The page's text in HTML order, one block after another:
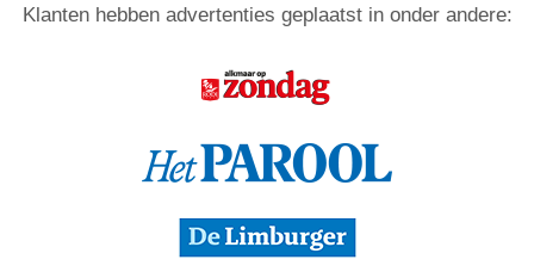
Klanten hebben advertenties geplaatst in onder andere: